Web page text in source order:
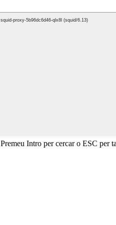
Premeu Intro per cercar o ESC per